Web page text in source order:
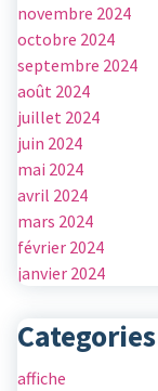
novembre 2024
octobre 2024
septembre 2024
août 2024
juillet 2024
juin 2024
mai 2024
avril 2024
mars 2024
février 2024
janvier 2024
Categories
affiche